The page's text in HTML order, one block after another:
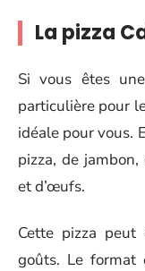
La pizza
Si vous êtes
particulière pour
idéale pour vous.
pizza, de
et d’œufs.
Cette pizza
goûts. Le format